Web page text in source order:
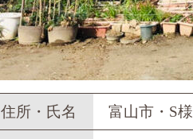
住所・氏名 富山市・S様